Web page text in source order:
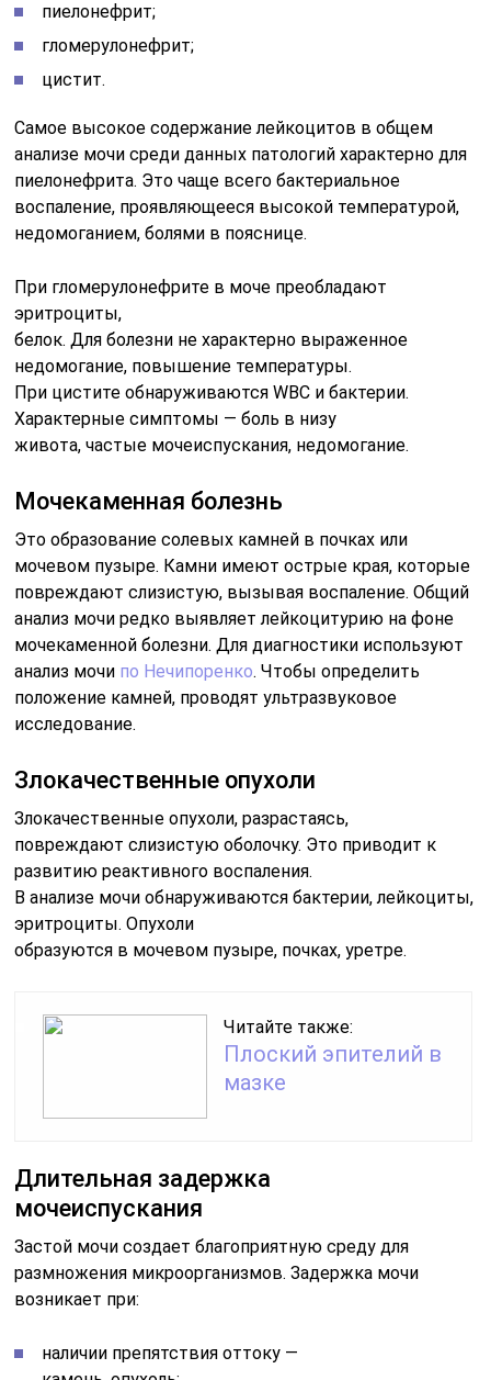
пиелонефрит;
гломерулонефрит;
цистит.
Самое высокое содержание лейкоцитов в общем
анализе мочи среди данных патологий характерно для
пиелонефрита. Это чаще всего бактериальное
воспаление, проявляющееся высокой температурой,
недомоганием, болями в пояснице.
При гломерулонефрите в моче преобладают
эритроциты,
белок. Для болезни не характерно выраженное
недомогание, повышение температуры.
При цистите обнаруживаются WBC и бактерии.
Характерные симптомы — боль в низу
живота, частые мочеиспускания, недомогание.
Мочекаменная болезнь
Это образование солевых камней в почках или
мочевом пузыре. Камни имеют острые края, которые
повреждают слизистую, вызывая воспаление. Общий
анализ мочи редко выявляет лейкоцитурию на фоне
мочекаменной болезни. Для диагностики используют
анализ мочи по Нечипоренко. Чтобы определить
положение камней, проводят ультразвуковое
исследование.
Злокачественные опухоли
Злокачественные опухоли, разрастаясь,
повреждают слизистую оболочку. Это приводит к
развитию реактивного воспаления.
В анализе мочи обнаруживаются бактерии, лейкоциты,
эритроциты. Опухоли
образуются в мочевом пузыре, почках, уретре.
Читайте также:
Плоский эпителий в
мазке
Длительная задержка
мочеиспускания
Застой мочи создает благоприятную среду для
размножения микроорганизмов. Задержка мочи
возникает при:
наличии препятствия оттоку —